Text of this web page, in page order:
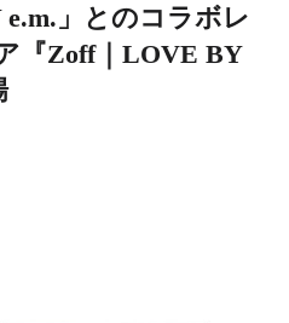
」とのコラボレ
『Zoff｜LOVE BY